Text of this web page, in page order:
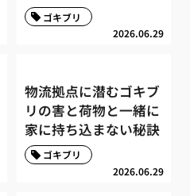
2026.06.29
ゴキブリ
物流拠点に潜むゴキブ
リの害と荷物と一緒に
家に持ち込まない秘訣
2026.06.29
ゴキブリ